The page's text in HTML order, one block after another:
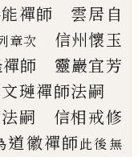
禪師 雲居自
章次
信州懷玉
師 靈巖宜芳
璉禪師法嗣
嗣 信相戒修
徽禪師此後無